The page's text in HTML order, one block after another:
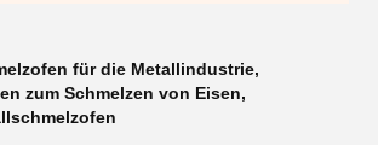
für die Metallindustrie,
zum Schmelzen von Eisen,